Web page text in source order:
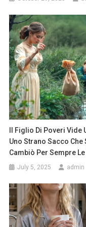
Il Figlio Di Poveri Vide
Uno Strano Sacco Che
Cambiò Per Sempre
July 5, 2025 admin